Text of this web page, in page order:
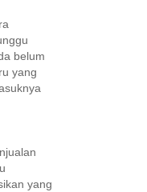
belum
yang
yang